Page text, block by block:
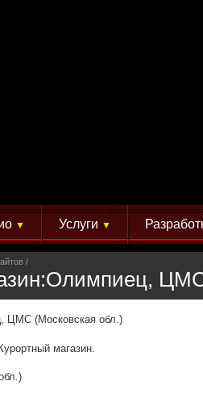
▼ Услуги ▼
ЦМС (Московская обл.)
магазин.